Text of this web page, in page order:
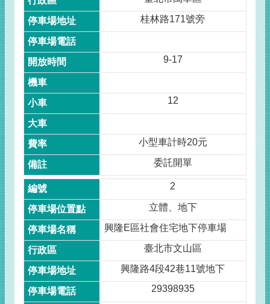
桂林路171號旁
9-17
12
小型車計時20元
委託開單
2
立體、地下
興隆E區社會住宅地下停車場
臺北市文山區
興隆路4段42巷11號地下
29398935